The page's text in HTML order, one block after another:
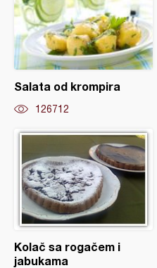
Salata od krompira
126712
Kolač sa rogačem i
jabukama